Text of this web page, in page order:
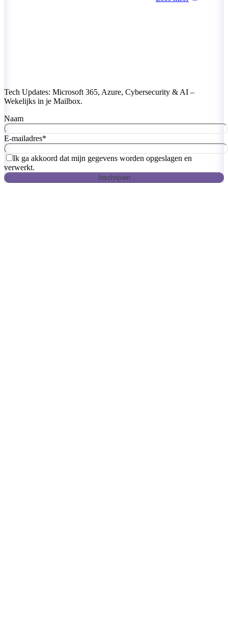
Tech Updates: Microsoft 365, Azure, Cybersecurity & AI –
Wekelijks in je Mailbox.
Naam
E-mailadres*
Ik ga akkoord dat mijn gegevens worden opgeslagen en
verwerkt.
Inschrijven